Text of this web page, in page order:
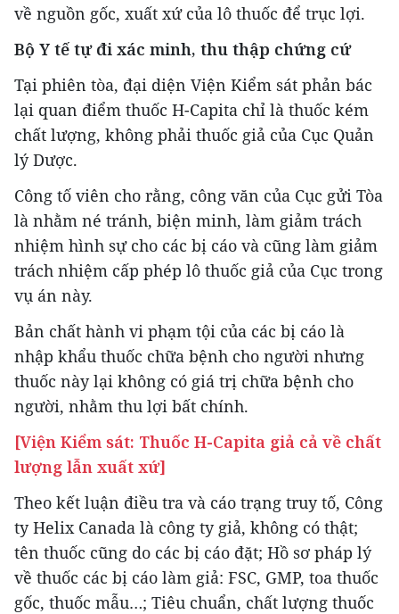
về nguồn gốc, xuất xứ của lô thuốc để trục lợi.
Bộ Y tế tự đi xác minh, thu thập chứng cứ
Tại phiên tòa, đại diện Viện Kiểm sát phản bác
lại quan điểm thuốc H-Capita chỉ là thuốc kém
chất lượng, không phải thuốc giả của Cục Quản
lý Dược.
Công tố viên cho rằng, công văn của Cục gửi Tòa
là nhằm né tránh, biện minh, làm giảm trách
nhiệm hình sự cho các bị cáo và cũng làm giảm
trách nhiệm cấp phép lô thuốc giả của Cục trong
vụ án này.
Bản chất hành vi phạm tội của các bị cáo là
nhập khẩu thuốc chữa bệnh cho người nhưng
thuốc này lại không có giá trị chữa bệnh cho
người, nhằm thu lợi bất chính.
[Viện Kiểm sát: Thuốc H-Capita giả cả về chất
lượng lẫn xuất xứ]
Theo kết luận điều tra và cáo trạng truy tố, Công
ty Helix Canada là công ty giả, không có thật;
tên thuốc cũng do các bị cáo đặt; Hồ sơ pháp lý
về thuốc các bị cáo làm giả: FSC, GMP, toa thuốc
gốc, thuốc mẫu…; Tiêu chuẩn, chất lượng thuốc